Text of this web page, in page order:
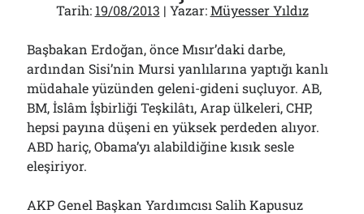
Gazi’den Milletvekillerine Kurşun Gibi Sözler!..
07/08/2026
Türkiye 2.0’a Gidiş!..
05/08/2026
15 Temmuz Soruları… Nasuh Mahruki’nin “Suçu”!..
03/08/2026
Er Gaziler 20 Gün Sonra Gelen MSB Heyetine Böyle İsyan Etti:“Bizi
Teröristlere G……yle Güldürdünüz”
Papazın “Komutanı” Ayasofya ve Patrikhane İçin ABD’yi Göreve
Tarih: 19/08/2013 | Yazar:Müyesser Yıldız
Başbakan Erdoğan, önce Mısır’daki darbe,
ardından Sisi’nin Mursi yanlılarına yaptığı kanlı
müdahale yüzünden geleni-gideni suçluyor. AB,
BM, İslâm İşbirliği Teşkilâtı, Arap ülkeleri, CHP,
hepsi payına düşeni en yüksek perdeden alıyor.
ABD hariç, Obama’yı alabildiğine kısık sesle
eleşiriyor.
AKP Genel Başkan Yardımcısı Salih Kapusuz